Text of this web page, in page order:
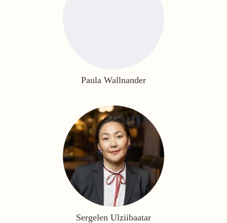
Paula Wallnander
Sergelen Ulziibaatar